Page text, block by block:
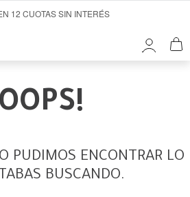
12 CUOTAS SIN INTERÉS
PUDIMOS ENCONTRAR LO
BUSCANDO.